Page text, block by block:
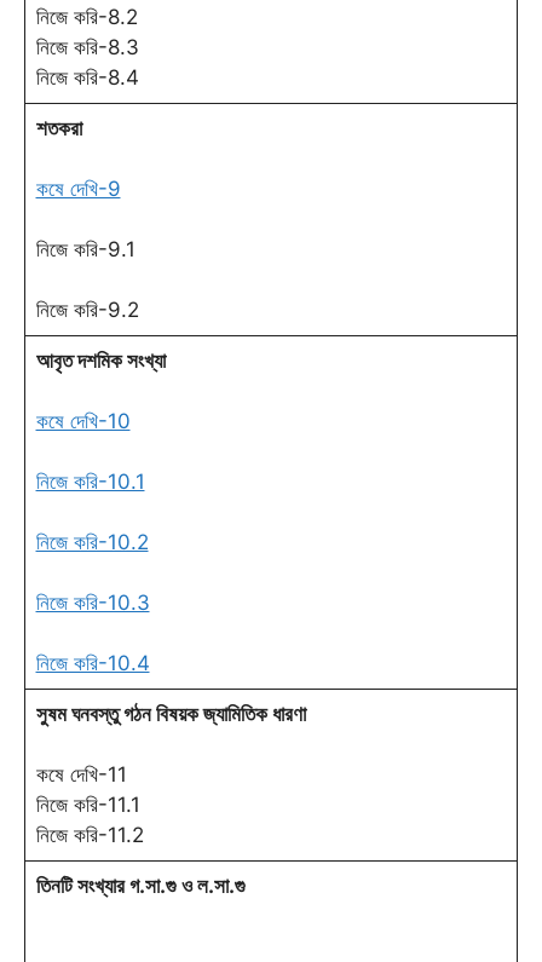
নিজে করি-8.2
নিজে করি-8.3
নিজে করি-8.4
শতকরা
কষে দেখি-9
নিজে করি-9.1
নিজে করি-9.2
আবৃত দশমিক সংখ্যা
কষে দেখি-10
নিজে করি-10.1
নিজে করি-10.2
নিজে করি-10.3
নিজে করি-10.4
সুষম ঘনবস্তু গঠন বিষয়ক জ্যামিতিক ধারণা
কষে দেখি-11
নিজে করি-11.1
নিজে করি-11.2
তিনটি সংখ্যার গ.সা.গু ও ল.সা.গু